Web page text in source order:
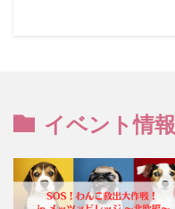
イベント情報